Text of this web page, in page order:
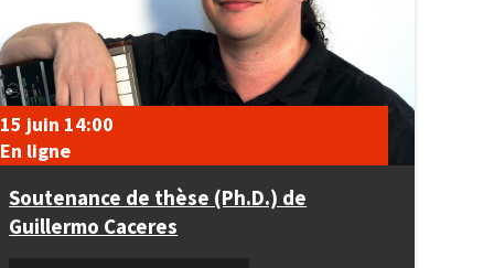
Soutenance de thèse (Ph.D.) de
Guillermo Caceres
15 juin 14:00
En ligne